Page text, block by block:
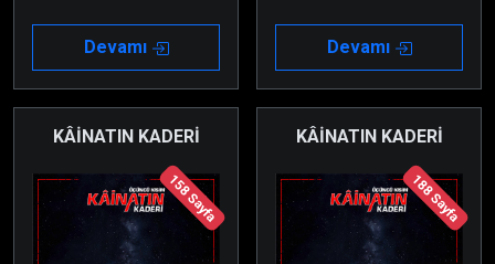
Devamı
tüm hayatını bu işe bir
çözüm bulmaya
Devamı
KÂİNATIN KADERİ
158 Sayfa
KÂİNATIN KADERİ
188 Sayfa